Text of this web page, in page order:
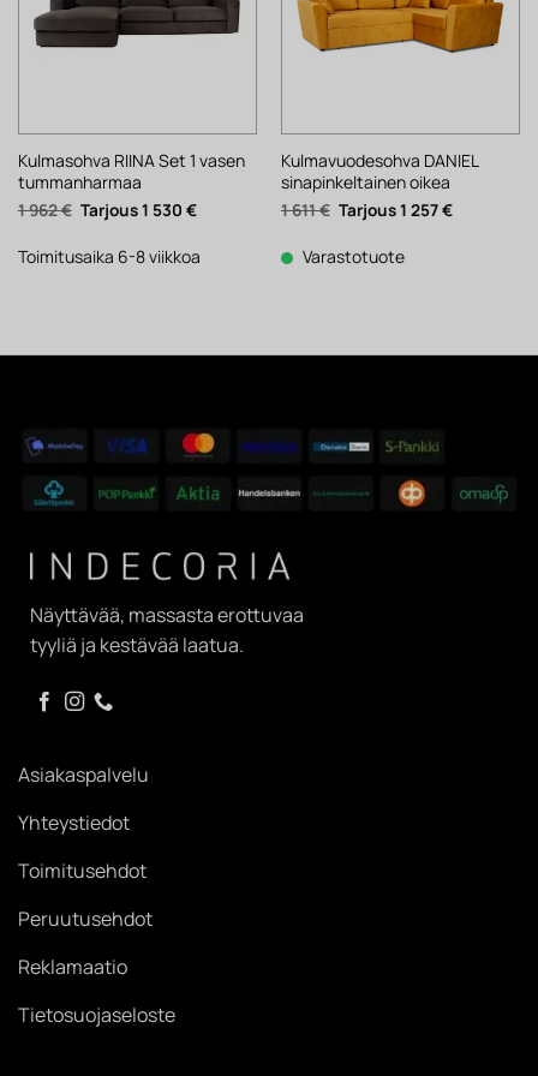
Kulmasohva RIINA Set 1 vasen
tummanharmaa
1 962€ Alkuperäinen
hinta
1
962 €.
1 530 €Nykyinen
1
530 €.
Toimitusaika 6-8 viikkoa
Kulmavuodesohva DANIEL
sinapinkeltainen oikea
1 611€ Alkuperäinen
hinta
1
611 €.
1 257€Nykyinen
Varastotuote
Näyttävää, massasta erottuvaa
tyyliä ja kestävää laatua.
Asiakaspalvelu
Yhteystiedot
Toimitusehdot
Peruutusehdot
Reklamaatio
Tietosuojaseloste